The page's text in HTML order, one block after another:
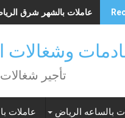
عاملات بالشهر شرق الرياض
وشغالات الرياض
تأجير
بالساعه الرياض عاملات